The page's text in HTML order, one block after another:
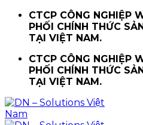
ChuyểnCTCP CÔNG NGHIỆP
PHỐI CHÍNH THỨC
TẠI VIỆT NAM.
CTCP CÔNG NGHIỆP
PHỐI CHÍNH THỨC
TẠI VIỆT NAM.